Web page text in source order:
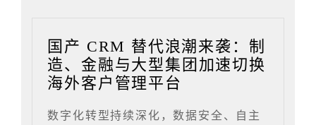
国产 CRM 替代浪潮来袭：制
造、金融与大型集团加速切换
海外客户管理平台
数字化转型持续深化，数据安全、自主